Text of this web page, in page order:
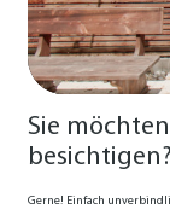
Sie
besichtigen?
Gerne! Einfach